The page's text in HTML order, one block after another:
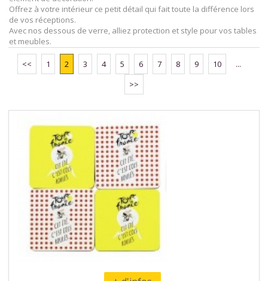
Offrez à votre intérieur ce petit détail qui fait toute la différence lors
de vos réceptions.
Avec nos dessous de verre, alliez protection et style pour vos tables
et meubles.
<< 1 2 3 4 5 6 7 8 9 10
...
>>